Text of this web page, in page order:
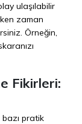
ulaşılabilir
zaman
Örneğin,
Fikirleri:
pratik